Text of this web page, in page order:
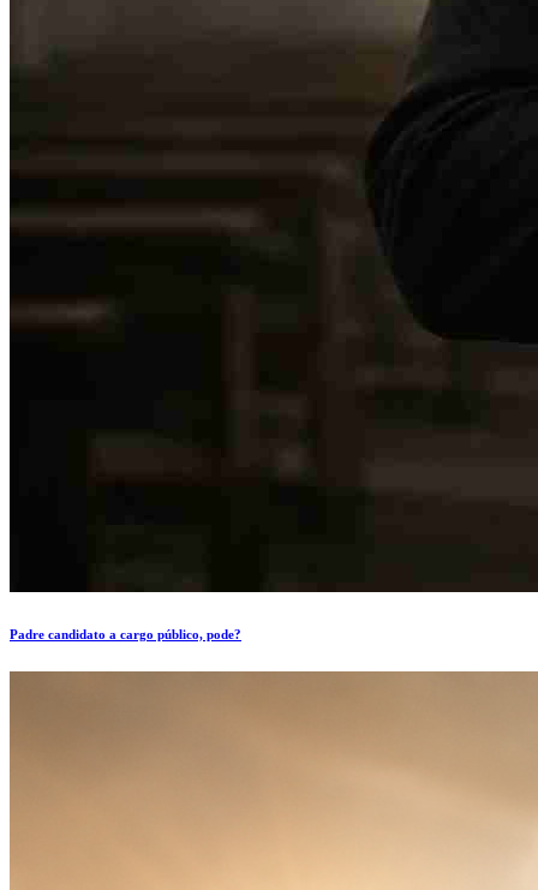
Padre candidato a cargo público, pode?